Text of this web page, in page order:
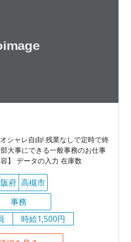
シャレ自由! 残業なしで定時で終
大事にできる一般事務のお仕事
】 データの入力 在庫数
府 高槻市
事務
時給1,500円